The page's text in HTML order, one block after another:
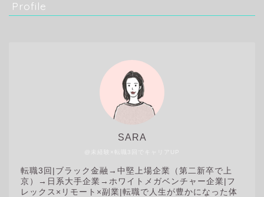
Profile
@未経験×転職3回でキャリアUP
SARA
転職3回| ブラック金融→中堅上場企業（第二新卒で上
京）→日系大手企業→ホワイトメガベンチャー企業|フ
レックス×リモート×副業|転職で人生が豊かになった体